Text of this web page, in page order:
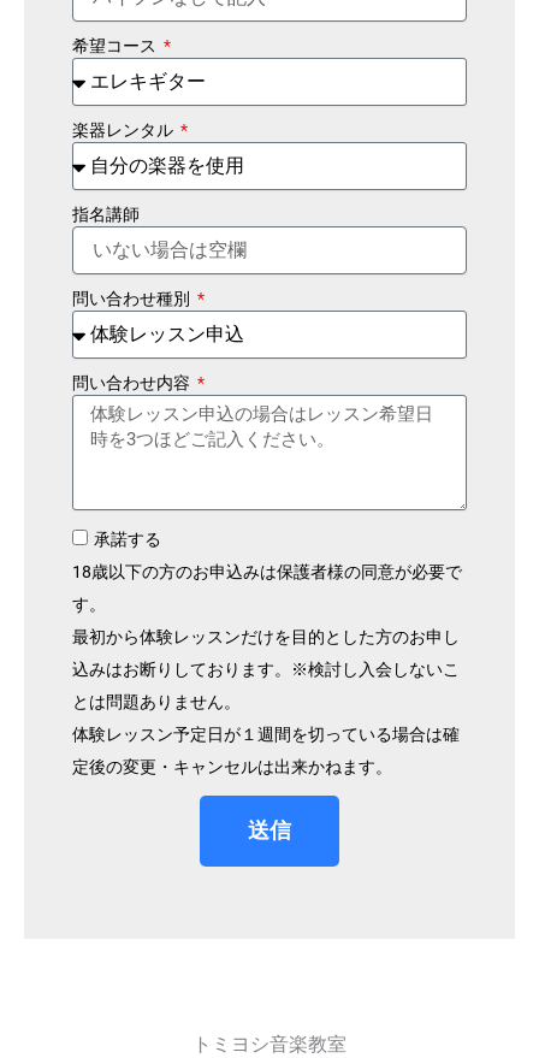
希望コース
楽器レンタル
指名講師
問い合わせ種別
問い合わせ内容
承諾する
18歳以下の方のお申込みは保護者様の同意が必要で
す。
最初から体験レッスンだけを目的とした方のお申し
込みはお断りしております。※検討し入会しないこ
とは問題ありません。
体験レッスン予定日が１週間を切っている場合は確
定後の変更・キャンセルは出来かねます。
送信
トミヨシ音楽教室